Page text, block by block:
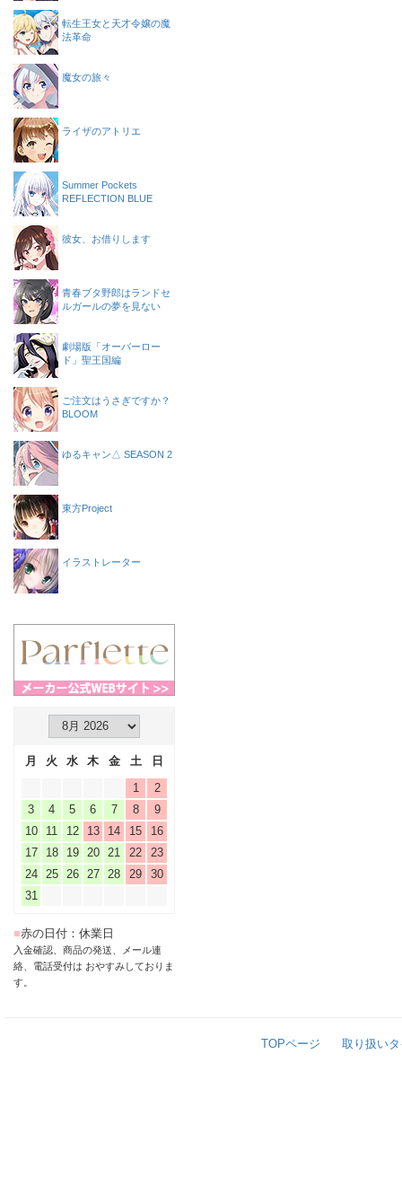
転生王女と天才令嬢の魔
法革命
魔女の旅々
ライザのアトリエ
Summer Pockets
REFLECTION BLUE
彼女、お借りします
青春ブタ野郎はランドセ
ルガールの夢を見ない
劇場版「オーバーロー
ド」聖王国編
ご注文はうさぎですか？
BLOOM
ゆるキャン△ SEASON 2
東方Project
イラストレーター
月 火 水 木 金 土
日
1
2
3
4 5 6 7 8
9
10
11 12 13 14 15
16
17
18 19 20 21 22
23
24
25 26 27 28 29
30
31
■赤の日付：休業日
入金確認、商品の発送、メール連
絡、電話受付は おやすみしておりま
す。
TOPページ 取り扱い